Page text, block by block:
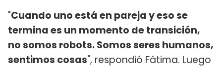
"Cuando uno está en pareja y eso se
termina es un momento de transición,
no somos robots. Somos seres humanos,
sentimos cosas", respondió Fátima. Luego